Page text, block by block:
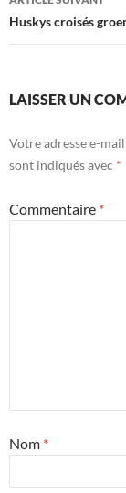
Huskys croisés
LAISSER UN
Votre adresse e-
sont indiqués avec *
Commentaire *
Nom *